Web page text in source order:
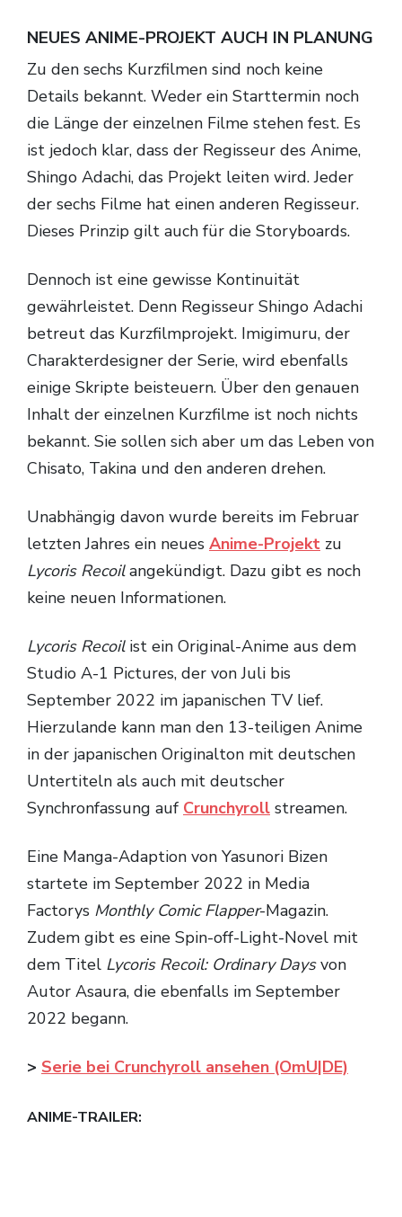
NEUES ANIME-PROJEKT AUCH IN PLANUNG
Zu den sechs Kurzfilmen sind noch keine
Details bekannt. Weder ein Starttermin noch
die Länge der einzelnen Filme stehen fest. Es
ist jedoch klar, dass der Regisseur des Anime,
Shingo Adachi, das Projekt leiten wird. Jeder
der sechs Filme hat einen anderen Regisseur.
Dieses Prinzip gilt auch für die Storyboards.
Dennoch ist eine gewisse Kontinuität
gewährleistet. Denn Regisseur Shingo Adachi
betreut das Kurzfilmprojekt. Imigimuru, der
Charakterdesigner der Serie, wird ebenfalls
einige Skripte beisteuern. Über den genauen
Inhalt der einzelnen Kurzfilme ist noch nichts
bekannt. Sie sollen sich aber um das Leben von
Chisato, Takina und den anderen drehen.
Unabhängig davon wurde bereits im Februar
letzten Jahres ein neues Anime-Projekt zu
Lycoris Recoilangekündigt. Dazu gibt es noch
keine neuen Informationen.
Lycoris Recoil ist ein Original-Anime aus dem
Studio A-1 Pictures, der von Juli bis
September 2022 im japanischen TV lief.
Hierzulande kann man den 13-teiligen Anime
in der japanischen Originalton mit deutschen
Untertiteln als auch mit deutscher
Synchronfassung auf Crunchyroll streamen.
Eine Manga-Adaption von Yasunori Bizen
startete im September 2022 in Media
Factorys Monthly Comic Flapper-Magazin.
Zudem gibt es eine Spin-off-Light-Novel mit
dem Titel Lycoris Recoil: Ordinary Daysvon
Autor Asaura, die ebenfalls im September
2022 begann.
Serie bei Crunchyroll ansehen (OmU|DE)
ANIME-TRAILER: